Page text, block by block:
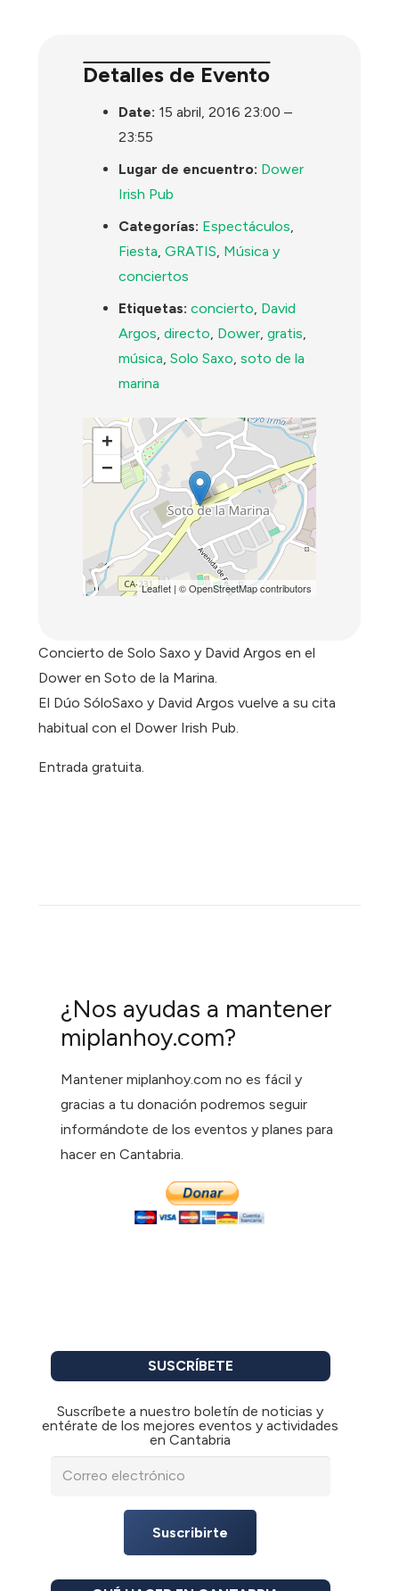
Detalles de Evento
Date: 15 abril, 2016 23:00 –
23:55
Lugar de encuentro: Dower
Irish Pub
Categorías: Espectáculos,
Fiesta,GRATIS, Música y
conciertos
Etiquetas: concierto, David
Argos,directo, Dower,gratis,
música,Solo Saxo,soto de la
marina
+
−
Leaflet| ©OpenStreetMapcontributors
Concierto de Solo Saxo y David Argos en el
Dower en Soto de la Marina.
El Dúo SóloSaxo y David Argos vuelve a su cita
habitual con el Dower Irish Pub.
Entrada gratuita.
¿Nos ayudas a mantener
miplanhoy.com?
Mantener miplanhoy.com no es fácil y
gracias a tu donación podremos seguir
informándote de los eventos y planes para
hacer en Cantabria.
SUSCRÍBETE
Suscríbete a nuestro boletín de noticias y
entérate de los mejores eventos y actividades
en Cantabria
Suscribirte